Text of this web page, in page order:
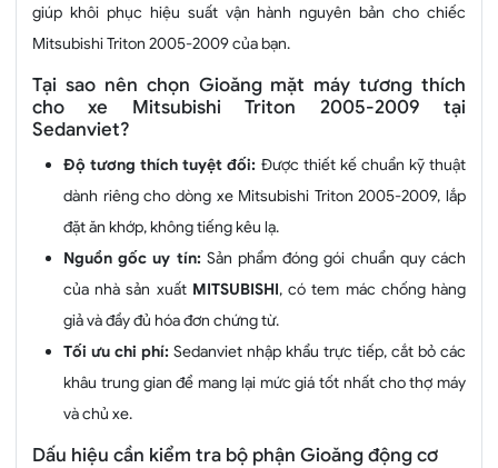
giúp khôi phục hiệu suất vận hành nguyên bản cho chiếc
Mitsubishi Triton 2005-2009 của bạn.
Tại sao nên chọn Gioăng mặt máy tương thích
cho xe Mitsubishi Triton 2005-2009 tại
Sedanviet?
Độ tương thích tuyệt đối: Được thiết kế chuẩn kỹ thuật
dành riêng cho dòng xe Mitsubishi Triton 2005-2009, lắp
đặt ăn khớp, không tiếng kêu lạ.
Nguồn gốc uy tín: Sản phẩm đóng gói chuẩn quy cách
của nhà sản xuất MITSUBISHI, có tem mác chống hàng
giả và đầy đủ hóa đơn chứng từ.
Tối ưu chi phí: Sedanviet nhập khẩu trực tiếp, cắt bỏ các
khâu trung gian để mang lại mức giá tốt nhất cho thợ máy
và chủ xe.
Dấu hiệu cần kiểm tra bộ phận Gioăng động cơ